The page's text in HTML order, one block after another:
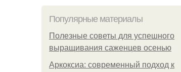
Популярные материалы
Полезные советы для успешного
выращивания саженцев осенью
Аркоксиа: современный подход к